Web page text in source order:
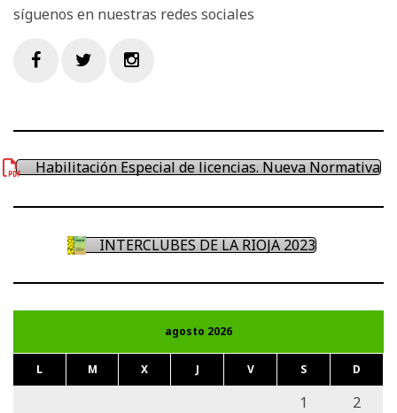
síguenos en nuestras redes sociales
Habilitación Especial de licencias. Nueva Normativa
INTERCLUBES DE LA RIOJA 2023
agosto 2026
L M X J V S D
1
2